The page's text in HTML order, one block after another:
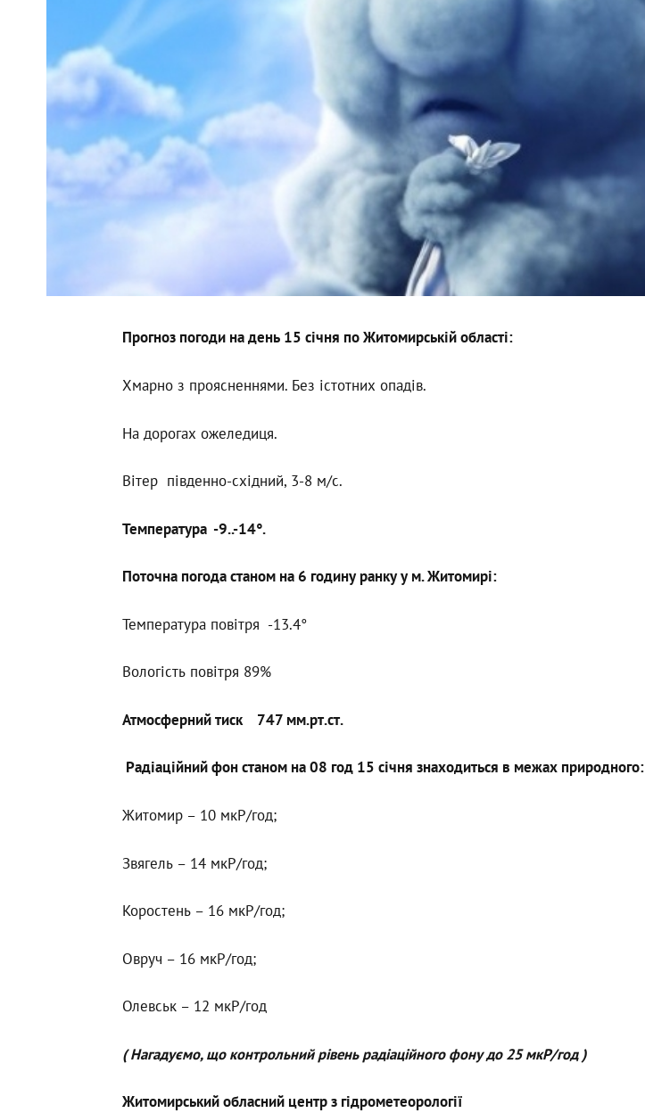
Прогноз погоди на день 15 січня по Житомирській області:
Хмарно з проясненнями. Без істотних опадів.
На дорогах ожеледиця.
Вітер південно-східний, 3-8 м/с.
Температура -9..-14°.
Поточна погода станом на 6 годину ранку у м. Житомирі:
Температура повітря -13.4°
Вологість повітря 89%
Атмосферний тиск 747 мм.рт.ст.
Радіаційний фон станом на 08 год 15 січня знаходиться в межах природного:
Житомир – 10 мкР/год;
Звягель – 14 мкР/год;
Коростень – 16 мкР/год;
Овруч – 16 мкР/год;
Олевськ – 12 мкР/год
( Нагадуємо, що контрольний рівень радіаційного фону до 25 мкР/год )
Житомирський обласний центр з гідрометеорології